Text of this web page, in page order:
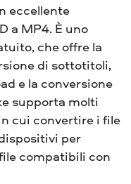
eccellente
a MP4. È uno
che offre la
di sottotitoli,
e la conversione
supporta molti
cui convertire i file
per
compatibili con